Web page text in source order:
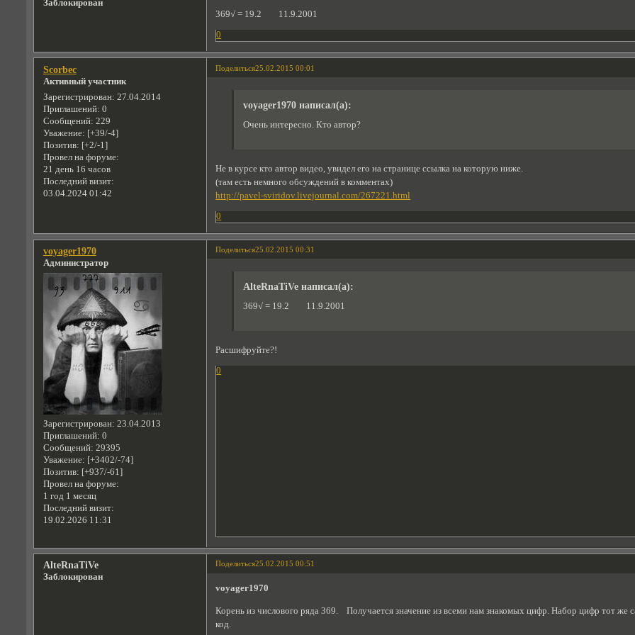
Заблокирован
369√ = 19.2 11.9.2001
0
Поделиться25.02.2015 00:01
Scorbec
Активный участник
Зарегистрирован: 27.04.2014
Приглашений: 0
Сообщений: 229
Уважение: [+39/-4]
Позитив: [+2/-1]
Провел на форуме:
21 день 16 часов
Последний визит:
03.04.2024 01:42
voyager1970 написал(а):
Очень интересно. Кто автор?
Не в курсе кто автор видео, увидел его на странице ссылка на которую ниже.
(там есть немного обсуждений в комментах)
http://pavel-sviridov.livejournal.com/267221.html
0
Поделиться25.02.2015 00:31
voyager1970
Администратор
Зарегистрирован: 23.04.2013
Приглашений: 0
Сообщений: 29395
Уважение: [+3402/-74]
Позитив: [+937/-61]
Провел на форуме:
1 год 1 месяц
Последний визит:
19.02.2026 11:31
AlteRnaTiVe написал(а):
369√ = 19.2 11.9.2001
Расшифруйте?!
0
Поделиться25.02.2015 00:51
AlteRnaTiVe
Заблокирован
voyager1970
Корень из числового ряда 369. Получается значение из всеми нам знакомых цифр. Набор цифр тот
код.